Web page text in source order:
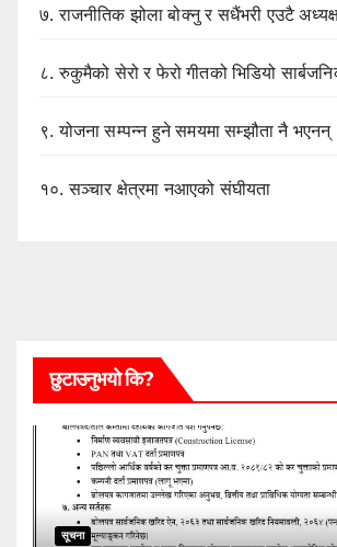
७.राजनीतिक झोला बोक्नु र सधैंभरी एउटै
८.रुकुमैको सेरो र फेरो गीतको भिडियो
९.योजना सम्पन्न हुने समयमा सम्झौता नै भएनन्
१०.सञ्चार क्षेत्रमा नआएको संघीयता
छुटाउनुभयो कि?
सूचना